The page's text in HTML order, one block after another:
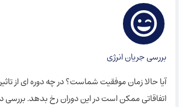
بررسی جریان انرژی
آیا حالا زمان موفقیت شماست؟ در چه دوره ای از
اتفاقاتی ممکن است در این دوران رخ بدهد. بررسی